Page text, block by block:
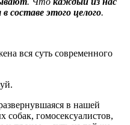
этого целого.
вся суть современного
в нашей
собак, гомосексуалистов,